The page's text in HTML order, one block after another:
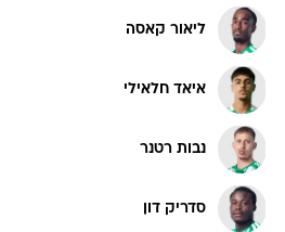
ליאור קאסה
איאד חלאילי
נבות רטנר
סדריק דון